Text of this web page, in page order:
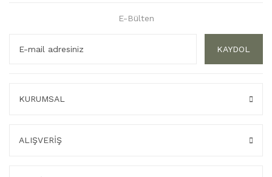
E-Bülten
KAYDOL
KURUMSAL
ALIŞVERİŞ